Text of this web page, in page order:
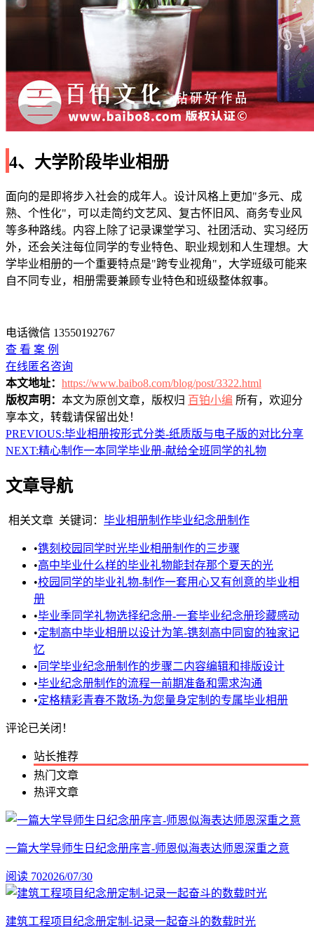
4、大学阶段毕业相册
面向的是即将步入社会的成年人。设计风格上更加"多元、成
熟、个性化"，可以走简约文艺风、复古怀旧风、商务专业风
等多种路线。内容上除了记录课堂学习、社团活动、实习经历
外，还会关注每位同学的专业特色、职业规划和人生理想。大
学毕业相册的一个重要特点是"跨专业视角"，大学班级可能来
自不同专业，相册需要兼顾专业特色和班级整体叙事。
电话微信 13550192767
查 看 案 例
在线匿名咨询
本文地址： https://www.baibo8.com/blog/post/3322.html
版权声明： 本文为原创文章，版权归 百铂小编 所有，欢迎分
享本文，转载请保留出处！
PREVIOUS:毕业相册按形式分类-纸质版与电子版的对比分享
NEXT:精心制作一本同学毕业册-献给全班同学的礼物
文章导航
相关文章 关键词： 毕业相册制作毕业纪念册制作
•镌刻校园同学时光毕业相册制作的三步骤
•高中毕业什么样的毕业礼物能封存那个夏天的光
•校园同学的毕业礼物-制作一套用心又有创意的毕业相
册
•毕业季同学礼物选择纪念册-一套毕业纪念册珍藏感动
•定制高中毕业相册以设计为笔-镌刻高中同窗的独家记
忆
• 同学毕业纪念册制作的步骤二内容编辑和排版设计
•毕业纪念册制作的流程一前期准备和需求沟通
•定格精彩青春不散场-为您量身定制的专属毕业相册
评论已关闭！
站长推荐
热门文章
热评文章
一篇大学导师生日纪念册序言-师恩似海表达师恩深重之意
阅读 702026/07/30
建筑工程项目纪念册定制-记录一起奋斗的数载时光